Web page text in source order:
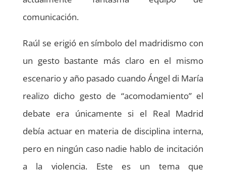
comunicación.
Raúl se erigió en símbolo del madridismo con
un gesto bastante más claro en el mismo
escenario y año pasado cuando Ángel di María
realizo dicho gesto de “acomodamiento” el
debate era únicamente si el Real Madrid
debía actuar en materia de disciplina interna,
pero en ningún caso nadie hablo de incitación
a la violencia. Este es un tema que